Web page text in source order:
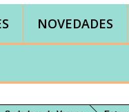
NOVEDADES